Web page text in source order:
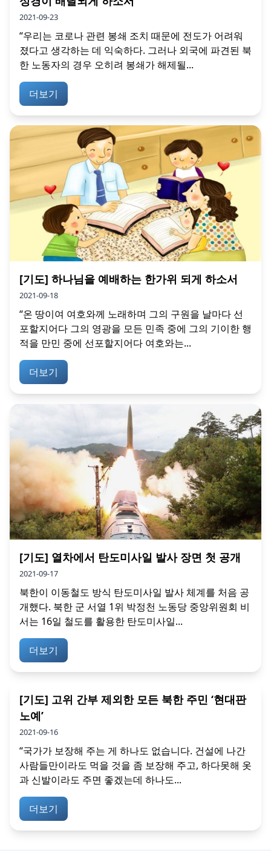
2021-09-23
“우리는 코로나 관련 봉쇄 조치 때문에 전도가 어려워
졌다고 생각하는 데 익숙하다. 그러나 외국에 파견된 북
한 노동자의 경우 오히려 봉쇄가 해제될...
더보기
[기도] 하나님을 예배하는 한가위 되게 하소서
2021-09-18
“온 땅이여 여호와께 노래하며 그의 구원을 날마다 선
포할지어다 그의 영광을 모든 민족 중에 그의 기이한 행
적을 만민 중에 선포할지어다 여호와는...
더보기
[기도] 열차에서 탄도미사일 발사 장면 첫 공개
2021-09-17
북한이 이동철도 방식 탄도미사일 발사 체계를 처음 공
개했다. 북한 군 서열 1위 박정천 노동당 중앙위원회 비
서는 16일 철도를 활용한 탄도미사일...
더보기
[기도] 고위 간부 제외한 모든 북한 주민 ‘현대판
노예’
2021-09-16
“국가가 보장해 주는 게 하나도 없습니다. 건설에 나간
사람들만이라도 먹을 것을 좀 보장해 주고, 하다못해 옷
과 신발이라도 주면 좋겠는데 하나도...
더보기